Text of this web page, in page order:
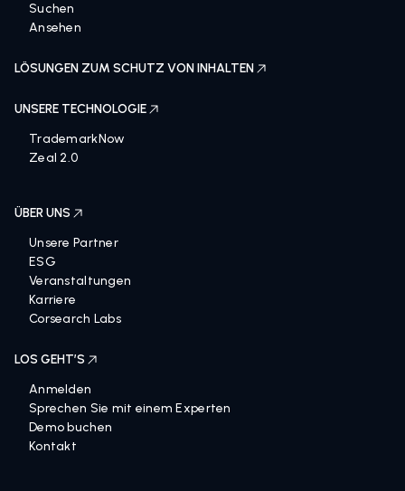
Suchen
Ansehen
LÖSUNGEN ZUM SCHUTZ VON INHALTEN
UNSERE TECHNOLOGIE
TrademarkNow
Zeal 2.0
ÜBER UNS
Unsere Partner
ESG
Veranstaltungen
Karriere
Corsearch Labs
LOS GEHT’S
Anmelden
Sprechen Sie mit einem Experten
Demo buchen
Kontakt